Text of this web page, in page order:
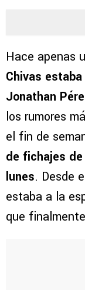
Hace apenas
Chivas
Jonathan
los rumores
el fin de
de fichajes
lunes. Desde
estaba a la
que